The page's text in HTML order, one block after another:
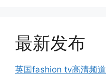
最新发布
英国fashion tv高清频道